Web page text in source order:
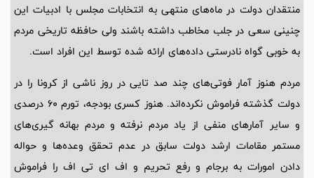
منتقدان دولت در ماه‌های منتهی به انتخابات مجلس با ادبیات این
چنینی سعی در جلب مخاطب داشته باشند ولی حافظه تاریخی مردم
به خوبی گواه نادرستی داده‌های ارائه شده توسط این افراد است.
مردم هنوز آمار فوتی‌های چند صد تایی در روز ناشی از کرونا را در
دولت گذشته فراموش نکرده‌اند. هنوز کسری بودجه، تورم ۶۰ درصدی
و سایر آمارهای منفی از یاد مردم نرفته و مردم بهانه گیری‌های
مستمر مقامات ارشد دولت سابق در عدم تحقق وعده‌ها و حواله
دادن امورات به برجام و رفع تحریم و اف ای تی اف را فراموش